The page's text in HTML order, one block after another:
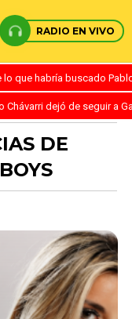
RADIO EN VIVO
lo que habría buscado
Chávarri dejó de seguir a
DE